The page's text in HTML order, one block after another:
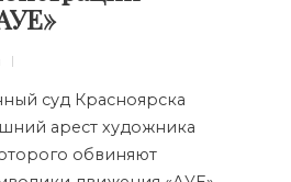
суд Красноярска
арест художника
обвиняют